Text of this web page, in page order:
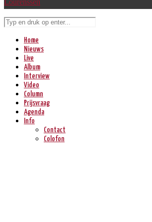
Lourenssen
Home
Nieuws
Live
Album
Interview
Video
Column
Prijsvraag
Agenda
Info
Contact
Colofon